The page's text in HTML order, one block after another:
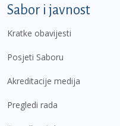
Sabor i javnost
Kratke obavijesti
Posjeti Saboru
Akreditacije medija
Pregledi rada